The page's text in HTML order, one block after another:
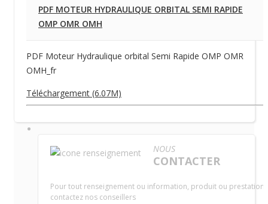
PDF MOTEUR HYDRAULIQUE ORBITAL SEMI RAPIDE
OMP OMR OMH
PDF Moteur Hydraulique orbital Semi Rapide OMP OMR
OMH_fr
Téléchargement (6.07M)
NOUS
CONTACTER
Pour tout renseignement ou information, produit ou prestation,
contactez nos conseillers